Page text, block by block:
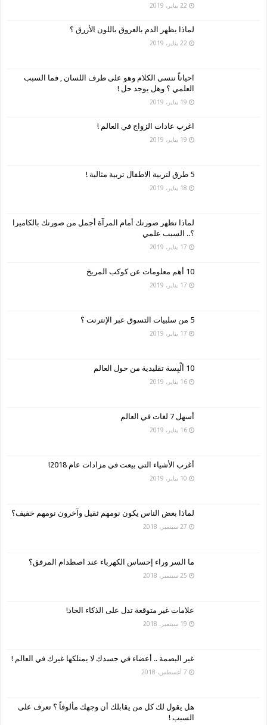
22 يناير، 2019
لماذا يظهر الدم بالعروق باللون الأزرق ؟
22 يناير، 2019
احياناً ننسى الكلام وهو على طرف اللسان , فما السبب
العلمي ؟ وهل يوجد حل !
19 يناير، 2019
اغرب عادات الزواج في العالم !
19 يناير، 2019
5 طرق لتربية الاطفال تربية مثالية !
18 يناير، 2019
لماذا تظهر صورتك أمام المرآة أجمل من صورتك بالكاميرا
؟.. السبب علمي
17 يناير، 2019
10 أهم معلومات عن كوكب المريخ
17 يناير، 2019
5 من سلبيات التسوق عبر الإنترنت ؟
17 يناير، 2019
10 ألْبِسة تقليدية من حول العالم
16 يناير، 2019
أسهل 7 لغات في العالم
16 يناير، 2019
أغرب الأشياء التي بيعت في مزادات عام 2018!
10 يناير، 2019
لماذا بعض الناس يكون نومهم ثقيل وآخرون نومهم خفيف؟
27 سبتمبر، 2018
ما السر وراء إحساس الكهرباء عند اصطدام المرفق؟
25 سبتمبر، 2018
علامات غير متوقعة تدل على الذكاء الحاد!
19 سبتمبر، 2018
غير البصمة .. أعضاء في جسدك لا يمتلكها غيرك في العالم !
7 أغسطس، 2018
هل يقول لك كل من يقابلك أن وجهك مألوفاً ؟ تعرف على
السبب !